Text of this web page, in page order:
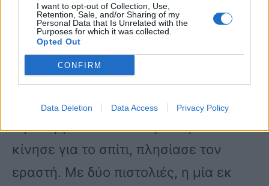
I want to opt-out of Collection, Use,
Retention, Sale, and/or Sharing of my
Personal Data that Is Unrelated with the
Purposes for which it was collected.
Opted Out
CONFIRM
Data Deletion Data Access Privacy Policy
πέτυχε τη γυναίκα του με τον εραστή
της στο ρέμα. Το δεύτερο όμως
φάνηκαν.
Ο άντρας περίμενε να τελειώσουν και
αφού η γυναίκα του σηκώθηκε και
κίνησε για το σπίτι, πλησίασε τον
εραστή. Με δύο πιστολιές, η μία εκ